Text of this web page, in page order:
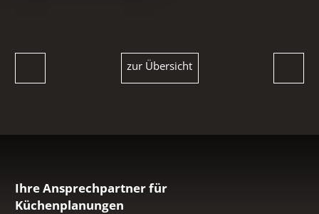
zur Übersicht
Ihre Ansprechpartner für
Küchenplanungen